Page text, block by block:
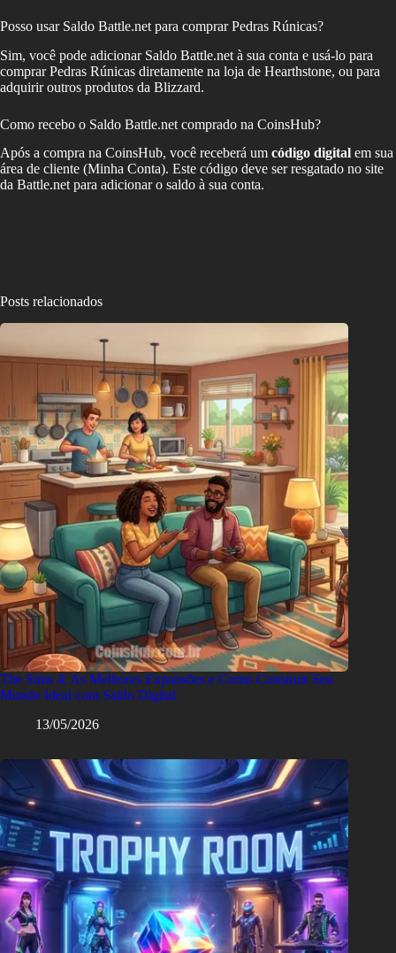
Posso usar Saldo Battle.net para comprar Pedras Rúnicas?
Sim, você pode adicionar Saldo Battle.net à sua conta e usá-lo para
comprar Pedras Rúnicas diretamente na loja de Hearthstone, ou para
adquirir outros produtos da Blizzard.
Como recebo o Saldo Battle.net comprado na CoinsHub?
Após a compra na CoinsHub, você receberá um código digital em sua
área de cliente (Minha Conta). Este código deve ser resgatado no site
da Battle.net para adicionar o saldo à sua conta.
Posts relacionados
The Sims 4: As Melhores Expansões e Como Construir Seu
Mundo Ideal com Saldo Digital
13/05/2026